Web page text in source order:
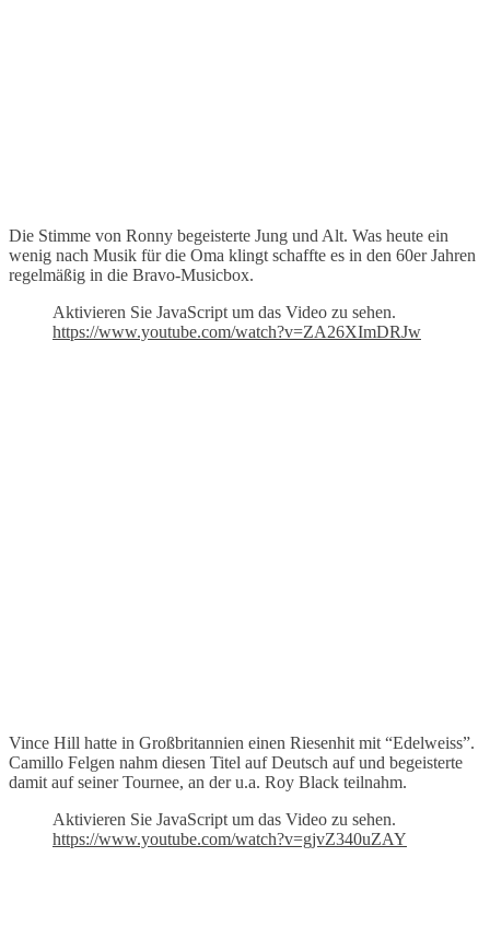
Die Stimme von Ronny begeisterte Jung und Alt. Was heute ein
wenig nach Musik für die Oma klingt schaffte es in den 60er Jahren
regelmäßig in die Bravo-Musicbox.
Aktivieren Sie JavaScript um das Video zu sehen.
https://www.youtube.com/watch?v=ZA26XImDRJw
Vince Hill hatte in Großbritannien einen Riesenhit mit “Edelweiss”.
Camillo Felgen nahm diesen Titel auf Deutsch auf und begeisterte
damit auf seiner Tournee, an der u.a. Roy Black teilnahm.
Aktivieren Sie JavaScript um das Video zu sehen.
https://www.youtube.com/watch?v=gjvZ340uZAY